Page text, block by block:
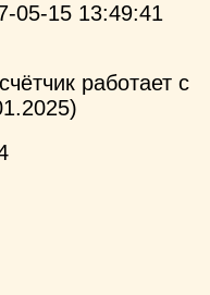
05-15 13:49:41
работает с